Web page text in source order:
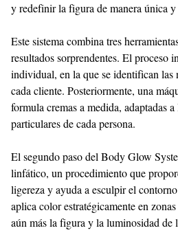
y redefinir la figura de manera única y
Este sistema combina tres
resultados sorprendentes. El proceso
individual, en la que se identifican las
cada cliente. Posteriormente, una
formula cremas a medida, adaptadas
particulares de cada persona.
El segundo paso del Body Glow
linfático, un procedimiento que
ligereza y ayuda a esculpir el
aplica color estratégicamente en
aún más la figura y la luminosidad de